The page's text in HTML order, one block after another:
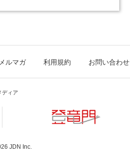
メルマガ 利用規約 お問い合わせ
ディア
JDN Inc.